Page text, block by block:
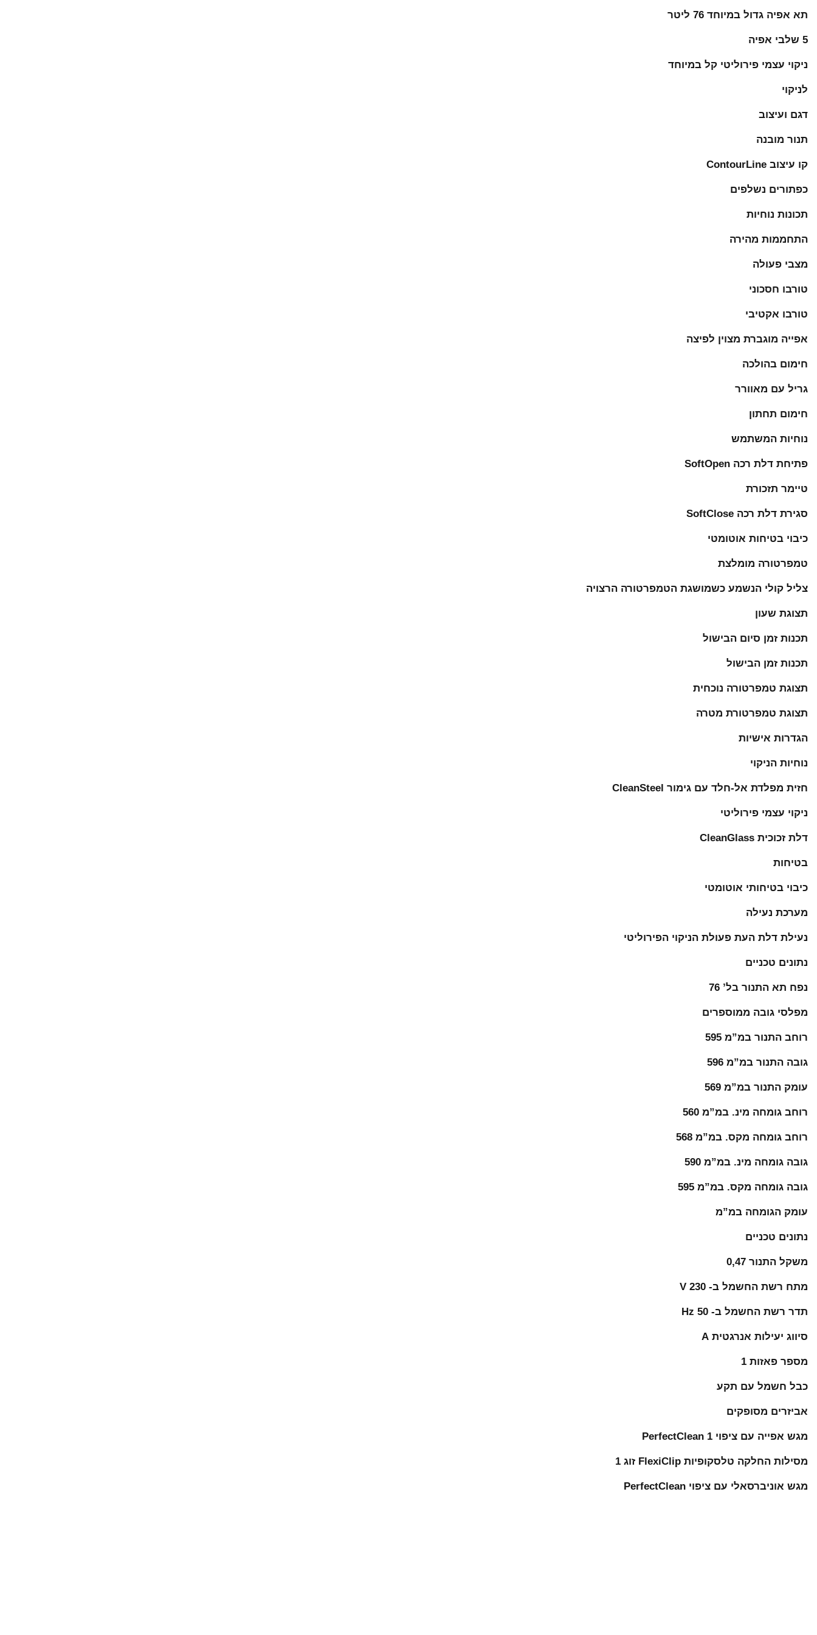
תא אפיה גדול במיוחד 76 ליטר
5 שלבי אפיה
ניקוי עצמי פירוליטי קל במיוחד
לניקוי
דגם ועיצוב
תנור מובנה
קו עיצוב ContourLine
כפתורים נשלפים
תכונות נוחיות
התחממות מהירה
מצבי פעולה
טורבו חסכוני
טורבו אקטיבי
אפייה מוגברת מצוין לפיצה
חימום בהולכה
גריל עם מאוורר
חימום תחתון
נוחיות המשתמש
פתיחת דלת רכה SoftOpen
טיימר תזכורת
סגירת דלת רכה SoftClose
כיבוי בטיחות אוטומטי
טמפרטורה מומלצת
צליל קולי הנשמע כשמושגת הטמפרטורה הרצויה
תצוגת שעון
תכנות זמן סיום הבישול
תכנות זמן הבישול
תצוגת טמפרטורה נוכחית
תצוגת טמפרטורת מטרה
הגדרות אישיות
נוחיות הניקוי
חזית מפלדת אל-חלד עם גימור CleanSteel
ניקוי עצמי פירוליטי
דלת זכוכית CleanGlass
בטיחות
כיבוי בטיחותי אוטומטי
מערכת נעילה
נעילת דלת העת פעולת הניקוי הפירוליטי
נתונים טכניים
נפח תא התנור בל’ 76
מפלסי גובה ממוספרים
רוחב התנור במ”מ 595
גובה התנור במ”מ 596
עומק התנור במ”מ 569
רוחב גומחה מינ. במ”מ 560
רוחב גומחה מקס. במ”מ 568
גובה גומחה מינ. במ”מ 590
גובה גומחה מקס. במ”מ 595
עומק הגומחה במ”מ
נתונים טכניים
משקל התנור 0,47
מתח רשת החשמל ב- V 230
תדר רשת החשמל ב- Hz 50
סיווג יעילות אנרגטית A
מספר פאזות 1
כבל חשמל עם תקע
אביזרים מסופקים
מגש אפייה עם ציפוי PerfectClean 1
מסילות החלקה טלסקופיות FlexiClip זוג 1
מגש אוניברסאלי עם ציפוי PerfectClean